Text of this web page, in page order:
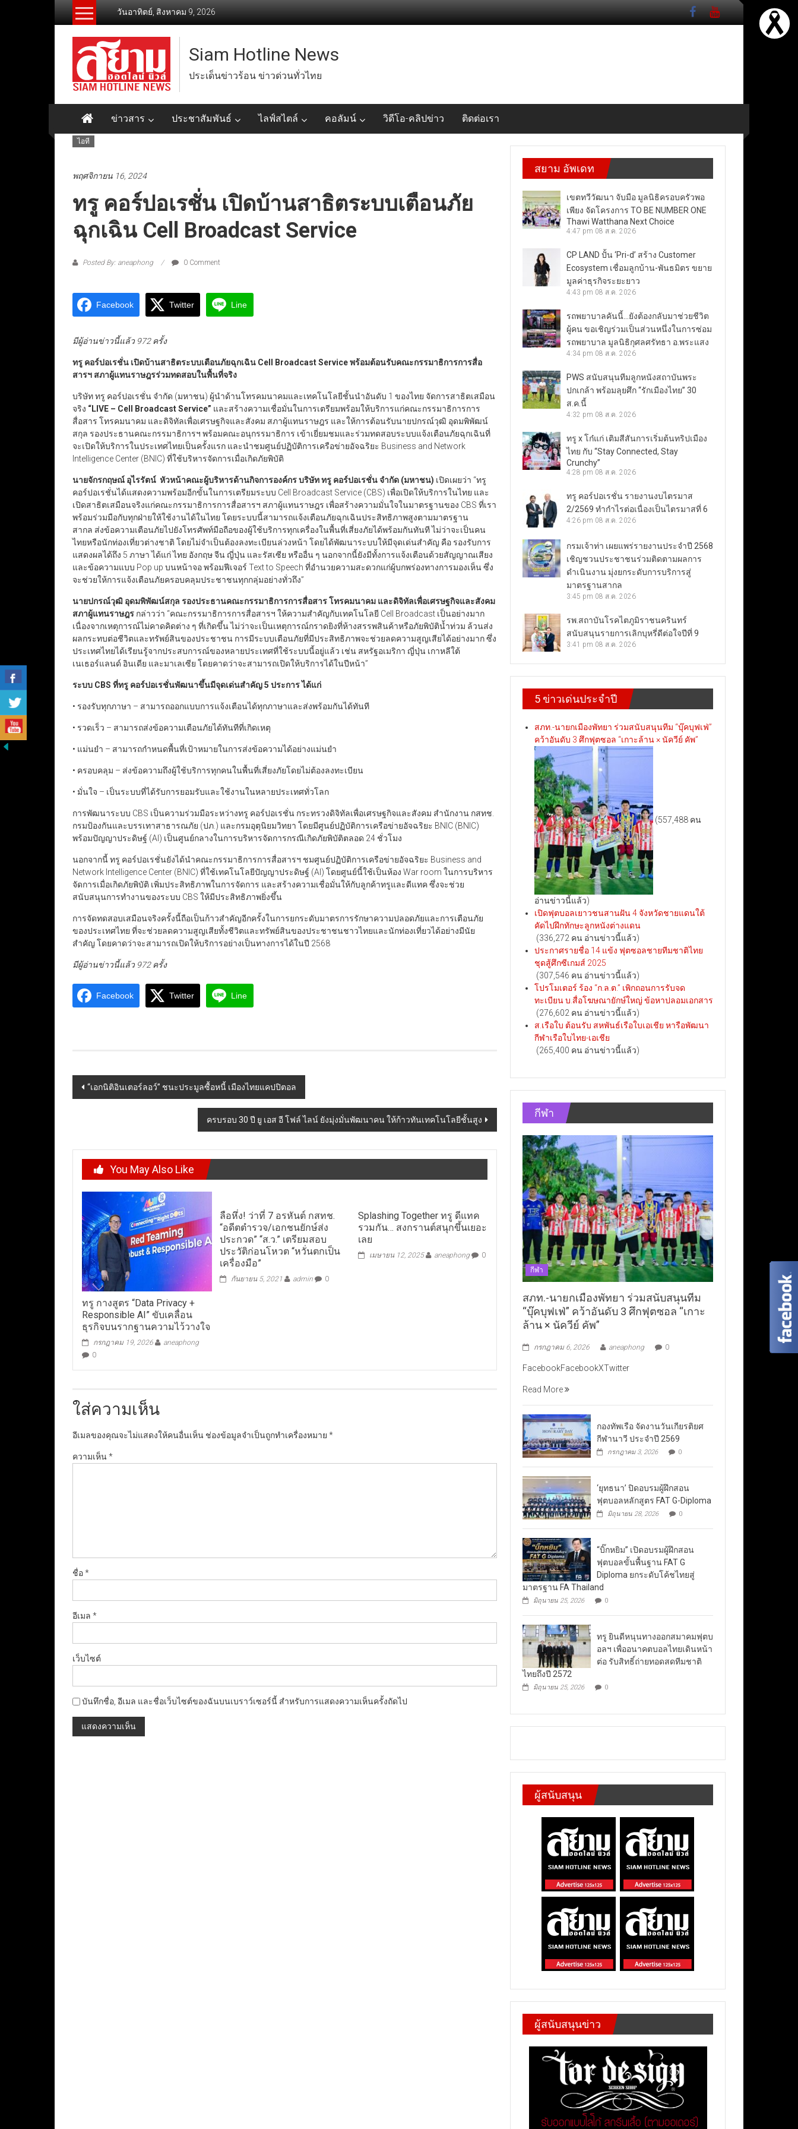
วันอาทิตย์, สิงหาคม 9, 2026
Siam Hotline News
ประเด็นข่าวร้อน ข่าวด่วนทั่วไทย
ข่าวสาร ประชาสัมพันธ์ ไลฟ์สไตล์ คอลัมน์ วิดีโอ-คลิปข่าว ติดต่อเรา
ไอที
พฤศจิกายน 16, 2024
ทรู คอร์ปอเรชั่น เปิดบ้านสาธิตระบบเตือนภัย
ฉุกเฉิน Cell Broadcast Service
Posted By: aneaphong 0 Comment
Facebook Twitter Line
มีผู้อ่านข่าวนี้แล้ว 972 ครั้ง
ทรู คอร์ปอเรชั่น เปิดบ้านสาธิตระบบเตือนภัยฉุกเฉิน Cell Broadcast Serviceพร้อมต้อนรับคณะกรรมาธิการการสื่อ
สารฯ สภาผู้แทนราษฎรร่วมทดสอบในพื้นที่จริง
บริษัท ทรู คอร์ปอเรชั่น จำกัด (มหาชน) ผู้นำด้านโทรคมนาคมและเทคโนโลยีชั้นนำอันดับ 1 ของไทย จัดการสาธิตเสมือน
จริง “LIVE – Cell Broadcast Service” และสร้างความเชื่อมั่นในการเตรียมพร้อมให้บริการแก่คณะกรรมาธิการการ
สื่อสาร โทรคมนาคม และดิจิทัลเพื่อเศรษฐกิจและสังคม สภาผู้แทนราษฎร และให้การต้อนรับนายปกรณ์วุฒิ อุดมพิพัฒน์
สกุล รองประธานคณะกรรมาธิการฯ พร้อมคณะอนุกรรมาธิการ เข้าเยี่ยมชมและร่วมทดสอบระบบแจ้งเตือนภัยฉุกเฉินที่
จะเปิดให้บริการในประเทศไทยเป็นครั้งแรก และนำชมศูนย์ปฏิบัติการเครือข่ายอัจฉริยะ Business and Network
Intelligence Center (BNIC) ที่ใช้บริหารจัดการเมื่อเกิดภัยพิบัติ
นายจักรกฤษณ์ อุไรรัตน์ หัวหน้าคณะผู้บริหารด้านกิจการองค์กร บริษัท ทรู คอร์ปอเรชั่น จำกัด (มหาชน) เปิดเผยว่า “ทรู
คอร์ปอเรชั่นได้แสดงความพร้อมอีกขั้นในการเตรียมระบบ Cell Broadcast Service (CBS) เพื่อเปิดให้บริการในไทย และ
เปิดสาธิตเสมือนจริงแก่คณะกรรมาธิการการสื่อสารฯ สภาผู้แทนราษฎร เพื่อสร้างความมั่นใจในมาตรฐานของ CBS ที่เรา
พร้อมร่วมมือกับทุกฝ่ายให้ใช้งานได้ในไทย โดยระบบนี้สามารถแจ้งเตือนภัยฉุกเฉินประสิทธิภาพสูงตามมาตรฐาน
สากล ส่งข้อความเตือนภัยไปยังโทรศัพท์มือถือของผู้ใช้บริการทุกเครื่องในพื้นที่เสี่ยงภัยได้พร้อมกันทันที ไม่ว่าจะเป็นคน
ไทยหรือนักท่องเที่ยวต่างชาติ โดยไม่จำเป็นต้องลงทะเบียนล่วงหน้า โดยได้พัฒนาระบบให้มีจุดเด่นสำคัญ คือ รองรับการ
แสดงผลได้ถึง 5 ภาษา ได้แก่ ไทย อังกฤษ จีน ญี่ปุ่น และรัสเซีย หรืออื่น ๆ นอกจากนี้ยังมีทั้งการแจ้งเตือนด้วยสัญญาณเสียง
และข้อความแบบ Pop up บนหน้าจอ พร้อมฟีเจอร์ Text to Speech ที่อำนวยความสะดวกแก่ผู้บกพร่องทางการมองเห็น ซึ่ง
จะช่วยให้การแจ้งเตือนภัยครอบคลุมประชาชนทุกกลุ่มอย่างทั่วถึง”
นายปกรณ์วุฒิ อุดมพิพัฒน์สกุล รองประธานคณะกรรมาธิการการสื่อสาร โทรคมนาคม และดิจิทัลเพื่อเศรษฐกิจและสังคม
สภาผู้แทนราษฎร กล่าวว่า “คณะกรรมาธิการการสื่อสารฯ ให้ความสำคัญกับเทคโนโลยี Cell Broadcast เป็นอย่างมาก
เนื่องจากเหตุการณ์ไม่คาดคิดต่าง ๆ ที่เกิดขึ้น ไม่ว่าจะเป็นเหตุการณ์กราดยิงที่ห้างสรรพสินค้าหรือภัยพิบัติน้ำท่วม ล้วนส่ง
ผลกระทบต่อชีวิตและทรัพย์สินของประชาชน การมีระบบเตือนภัยที่มีประสิทธิภาพจะช่วยลดความสูญเสียได้อย่างมาก ซึ่ง
ประเทศไทยได้เรียนรู้จากประสบการณ์ของหลายประเทศที่ใช้ระบบนี้อยู่แล้ว เช่น สหรัฐอเมริกา ญี่ปุ่น เกาหลีใต้
เนเธอร์แลนด์ อินเดีย และมาเลเซีย โดยคาดว่าจะสามารถเปิดให้บริการได้ในปีหน้า”
ระบบ CBS ที่ทรู คอร์ปอเรชั่นพัฒนาขึ้นมีจุดเด่นสำคัญ 5 ประการ ได้แก่
• รองรับทุกภาษา – สามารถออกแบบการแจ้งเตือนได้ทุกภาษาและส่งพร้อมกันได้ทันที
• รวดเร็ว – สามารถส่งข้อความเตือนภัยได้ทันทีที่เกิดเหตุ
• แม่นยำ – สามารถกำหนดพื้นที่เป้าหมายในการส่งข้อความได้อย่างแม่นยำ
• ครอบคลุม – ส่งข้อความถึงผู้ใช้บริการทุกคนในพื้นที่เสี่ยงภัยโดยไม่ต้องลงทะเบียน
• มั่นใจ – เป็นระบบที่ได้รับการยอมรับและใช้งานในหลายประเทศทั่วโลก
การพัฒนาระบบ CBS เป็นความร่วมมือระหว่างทรู คอร์ปอเรชั่น กระทรวงดิจิทัลเพื่อเศรษฐกิจและสังคม สำนักงาน กสทช.
กรมป้องกันและบรรเทาสาธารณภัย (ปภ.) และกรมอุตุนิยมวิทยา โดยมีศูนย์ปฏิบัติการเครือข่ายอัจฉริยะ BNIC (BNIC)
พร้อมปัญญาประดิษฐ์ (AI) เป็นศูนย์กลางในการบริหารจัดการกรณีเกิดภัยพิบัติตลอด 24 ชั่วโมง
นอกจากนี้ ทรู คอร์ปอเรชั่นยังได้นำคณะกรรมาธิการการสื่อสารฯ ชมศูนย์ปฏิบัติการเครือข่ายอัจฉริยะ Business and
Network Intelligence Center (BNIC) ที่ใช้เทคโนโลยีปัญญาประดิษฐ์ (AI) โดยศูนย์นี้ใช้เป็นห้อง War room ในการบริหาร
จัดการเมื่อเกิดภัยพิบัติ เพิ่มประสิทธิภาพในการจัดการ และสร้างความเชื่อมั่นให้กับลูกค้าทรูและดีแทค ซึ่งจะช่วย
สนับสนุนการทำงานของระบบ CBS ให้มีประสิทธิภาพยิ่งขึ้น
การจัดทดสอบเสมือนจริงครั้งนี้ถือเป็นก้าวสำคัญอีกครั้งในการยกระดับมาตรการรักษาความปลอดภัยและการเตือนภัย
ของประเทศไทย ที่จะช่วยลดความสูญเสียทั้งชีวิตและทรัพย์สินของประชาชนชาวไทยและนักท่องเที่ยวได้อย่างมีนัย
สำคัญ โดยคาดว่าจะสามารถเปิดให้บริการอย่างเป็นทางการได้ในปี 2568
มีผู้อ่านข่าวนี้แล้ว 972 ครั้ง
Facebook Twitter Line
Post
“เอกนิติอินเตอร์ลอว์” ชนะประมูลซื้อหนี้ เมืองไทยแคปปิตอล
ครบรอบ 30 ปี ยู เอส อี โฟล์ ไลน์ ยังมุ่งมั่นพัฒนาคน ให้ก้าวทันเทคโนโลยีชั้นสูง
You May Also Like
ทรู กางสูตร “Data Privacy +
Responsible AI” ขับเคลื่อน
ธุรกิจบนรากฐานความไว้วางใจ
กรกฎาคม 19, 2026
aneaphong
0
ลือหึ่ง! ว่าที่ 7 อรหันต์ กสทช.
“อดีตตำรวจ/เอกชนยักษ์ส่ง
ประกวด” “ส.ว.” เตรียมสอบ
ประวัติก่อนโหวต “หวั่นตกเป็น
เครื่องมือ”
กันยายน 5, 2021 admin 0
Splashing Together ทรู ดีแทค
รวมกัน… สงกรานต์สนุกขึ้นเยอะ
เลย
เมษายน 12, 2025 aneaphong 0
ใส่ความเห็น
อีเมลของคุณจะไม่แสดงให้คนอื่นเห็น ช่องข้อมูลจำเป็นถูกทำเครื่องหมาย *
ความเห็น*
ชื่อ*
อีเมล *
เว็บไซต์
บันทึกชื่อ, อีเมล และชื่อเว็บไซต์ของฉันบนเบราว์เซอร์นี้ สำหรับการแสดงความเห็นครั้งถัดไป
สยาม อัพเดท
เขตทวีวัฒนา จับมือ มูลนิธิครอบครัวพอ
เพียง จัดโครงการ TO BE NUMBER ONE
Thawi Watthana Next Choice
4:47 pm 08 ส.ค. 2026
CP LAND ปั้น ‘Pri-d’ สร้าง Customer
Ecosystem เชื่อมลูกบ้าน-พันธมิตร ขยาย
มูลค่าธุรกิจระยะยาว
4:43 pm 08 ส.ค. 2026
รถพยาบาลคันนี้…ยังต้องกลับมาช่วยชีวิต
ผู้คน ขอเชิญร่วมเป็นส่วนหนึ่งในการซ่อม
รถพยาบาล มูลนิธิกุศลศรัทธา อ.พระแสง
4:34 pm 08 ส.ค. 2026
PWS สนับสนุนทีมลูกหนังสถาบันพระ
ปกเกล้า พร้อมลุยศึก “รักเมืองไทย” 30
ส.ค.นี้
4:32 pm 08 ส.ค. 2026
ทรู x โก๋แก่ เติมสีสันการเริ่มต้นทริปเมือง
ไทย กับ “Stay Connected, Stay
Crunchy”
4:28 pm 08 ส.ค. 2026
ทรู คอร์ปอเรชั่น รายงานงบไตรมาส
2/2569 ทำกำไรต่อเนื่องเป็นไตรมาสที่ 6
4:26 pm 08 ส.ค. 2026
กรมเจ้าท่า เผยแพร่รายงานประจำปี 2568
เชิญชวนประชาชนร่วมติดตามผลการ
ดำเนินงาน มุ่งยกระดับการบริการสู่
มาตรฐานสากล
3:45 pm 08 ส.ค. 2026
รพ.สถาบันโรคไตภูมิราชนครินทร์
สนับสนุนรายการเลิกบุหรี่ดีต่อใจปีที่ 9
3:41 pm 08 ส.ค. 2026
5 ข่าวเด่นประจำปี
สภท.-นายกเมืองพัทยา ร่วมสนับสนุนทีม “บุ๊คบุฟเฟ่”
คว้าอันดับ 3 ศึกฟุตซอล “เกาะล้าน × นัควีย์ คัพ”
(557,488 คน
อ่านข่าวนี้แล้ว)
เปิดฟุตบอลเยาวชนสานฝัน 4 จังหวัดชายแดนใต้
คัดไปฝึกทักษะลูกหนังต่างแดน
(336,272 คน อ่านข่าวนี้แล้ว)
ประกาศรายชื่อ 14 แข้ง ฟุตซอลชายทีมชาติไทย
ชุดสู้ศึกซีเกมส์ 2025
(307,546 คน อ่านข่าวนี้แล้ว)
โปรโมเตอร์ ร้อง “ก.ล.ต.” เพิกถอนการรับจด
ทะเบียน บ.สื่อโฆษณายักษ์ใหญ่ ข้อหาปลอมเอกสาร
(276,602 คน อ่านข่าวนี้แล้ว)
ส.เรือใบ ต้อนรับ สหพันธ์เรือใบเอเชีย หารือพัฒนา
กีฬาเรือใบไทย-เอเชีย
(265,400 คน อ่านข่าวนี้แล้ว)
กีฬา
กีฬา
สภท.-นายกเมืองพัทยา ร่วมสนับสนุนทีม
“บุ๊คบุฟเฟ่” คว้าอันดับ 3 ศึกฟุตซอล “เกาะ
ล้าน × นัควีย์ คัพ”
กรกฎาคม 6, 2026 aneaphong 0
FacebookFacebookXTwitter
Read More
กองทัพเรือ จัดงานวันเกียรติยศ
กีฬานาวี ประจำปี 2569
กรกฎาคม 3, 2026 0
‘ยุทธนา’ ปิดอบรมผู้ฝึกสอน
ฟุตบอลหลักสูตร FAT G-Diploma
มิถุนายน 28, 2026 0
“บิ๊กหยิม” เปิดอบรมผู้ฝึกสอน
ฟุตบอลขั้นพื้นฐาน FAT G
Diploma ยกระดับโค้ชไทยสู่
มาตรฐาน FA Thailand
มิถุนายน 25, 2026 0
ทรู ยินดีหนุนทางออกสมาคมฟุตบ
อลฯ เพื่ออนาคตบอลไทยเดินหน้า
ต่อ รับสิทธิ์ถ่ายทอดสดทีมชาติ
ไทยถึงปี 2572
มิถุนายน 25, 2026 0
ผู้สนับสนุน
ผู้สนับสนุนข่าว